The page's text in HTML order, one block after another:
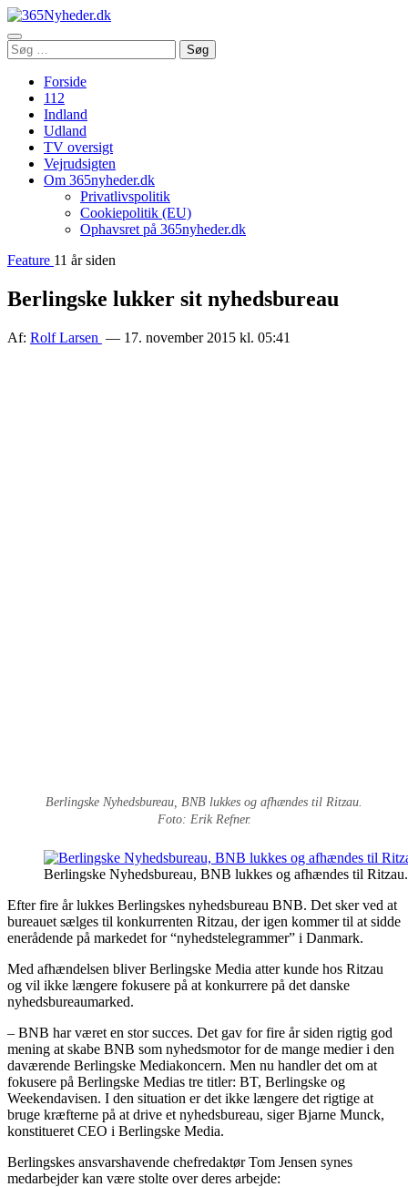
Åbn
menu
Søg
efter:
Søg
Forside
112
Indland
Udland
TV oversigt
Vejrudsigten
Om 365nyheder.dk
Privatlivspolitik
Cookiepolitik (EU)
Ophavsret på 365nyheder.dk
Feature 11 år siden
Berlingske lukker sit nyhedsbureau
Af: Rolf Larsen — 17. november 2015 kl. 05:41
Berlingske Nyhedsbureau, BNB lukkes og afhændes til Ritzau.
Foto: Erik Refner.
Berlingske Nyhedsbureau, BNB lukkes og afhændes til
Efter fire år lukkes Berlingskes nyhedsbureau BNB. Det sker ved at
bureauet sælges til konkurrenten Ritzau, der igen kommer til at sidde
enerådende på markedet for “nyhedstelegrammer” i Danmark.
Med afhændelsen bliver Berlingske Media atter kunde hos Ritzau
og vil ikke længere fokusere på at konkurrere på det danske
nyhedsbureaumarked.
– BNB har været en stor succes. Det gav for fire år siden rigtig god
mening at skabe BNB som nyhedsmotor for de mange medier i den
daværende Berlingske Mediakoncern. Men nu handler det om at
fokusere på Berlingske Medias tre titler: BT, Berlingske og
Weekendavisen. I den situation er det ikke længere det rigtige at
bruge kræfterne på at drive et nyhedsbureau, siger Bjarne Munck,
konstitueret CEO i Berlingske Media.
Berlingskes ansvarshavende chefredaktør Tom Jensen synes
medarbejder kan være stolte over deres arbejde: